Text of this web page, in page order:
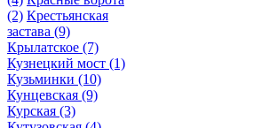
(2) Крестьянская
застава (9)
Крылатское (7)
Кузнецкий мост (1)
Кузьминки (10)
Кунцевская (9)
Курская (3)